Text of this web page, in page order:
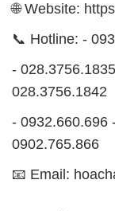
🌐 Website:
📞 Hotline: -
-
028.3756.1842
- 0932.660.696
0902.765.866
📧 Email: